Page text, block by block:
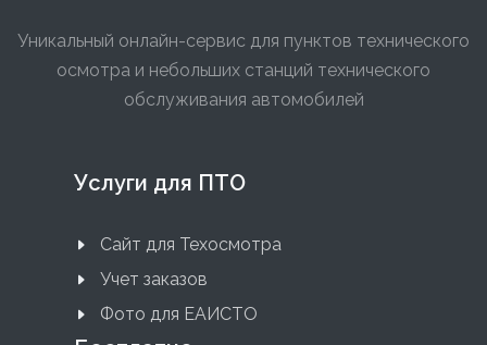
Уникальный онлайн-сервис для пунктов технического
осмотра и небольших станций технического
обслуживания автомобилей
Услуги для ПТО
Сайт для Техосмотра
Учет заказов
Фото для ЕАИСТО